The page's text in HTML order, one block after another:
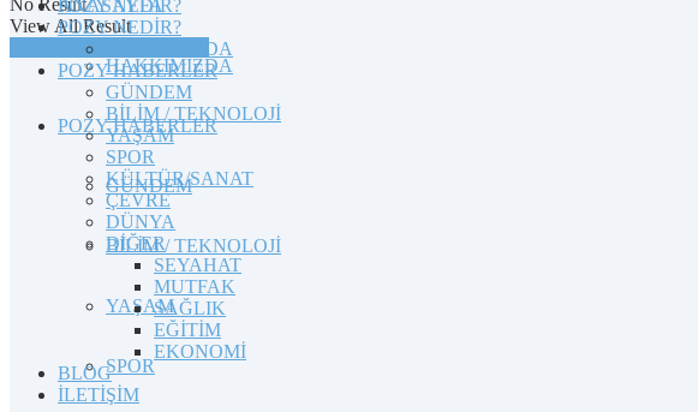
No Result
View All Result
TOPLULUĞA KATILIN
POZY NEDİR?
HAKKIMIZDA
POZY HABERLER
GÜNDEM
BİLİM / TEKNOLOJİ
YAŞAM
SPOR
ANASAYFA
POZY NEDİR?
HAKKIMIZDA
POZY HABERLER
GÜNDEM
BİLİM / TEKNOLOJİ
YAŞAM
SPOR
KÜLTÜR/SANAT
ÇEVRE
DÜNYA
DİĞER
SEYAHAT
MUTFAK
SAĞLIK
EĞİTİM
EKONOMİ
BLOG
İLETİŞİM